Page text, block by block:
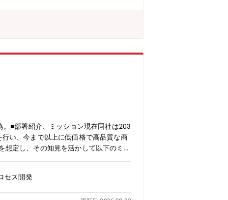
■部署紹介、ミッション現在同社は203
い、今まで以上に低価格で高品質な商
定し、その知見を活かして以下のミッ
特に樹脂成形(射出成形、押出成形等)
て一から育てていくポジションです。
セス開発